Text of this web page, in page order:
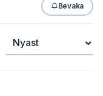
Bevaka
Sortera